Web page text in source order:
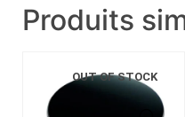
Produits
OUT OF STOCK